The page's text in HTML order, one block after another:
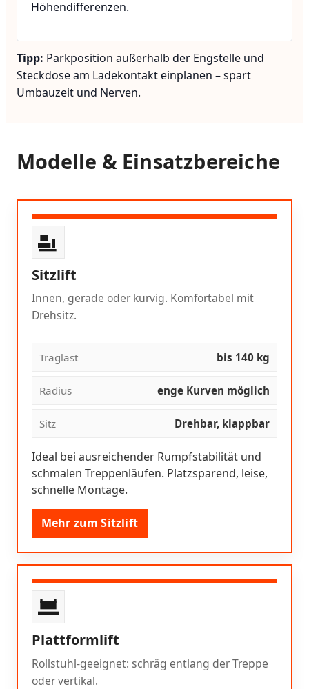
Höhendifferenzen.
Tipp: Parkposition außerhalb der Engstelle und
Steckdose am Ladekontakt einplanen – spart
Umbauzeit und Nerven.
Modelle & Einsatzbereiche
Sitzlift
Innen, gerade oder kurvig. Komfortabel mit
Drehsitz.
Traglast bis 140 kg
Radius enge Kurven möglich
Sitz Drehbar, klappbar
Ideal bei ausreichender Rumpfstabilität und
schmalen Treppenläufen. Platzsparend, leise,
schnelle Montage.
Mehr zum Sitzlift
Plattformlift
Rollstuhl-geeignet: schräg entlang der Treppe
oder vertikal.